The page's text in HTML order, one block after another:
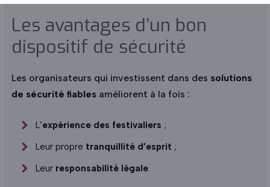
Les avantages d’un bon
dispositif de sécurité
Les organisateurs qui investissent dans des solutions
de sécurité fiablesaméliorent à la fois :
L’expérience des festivaliers ;
Leur propre tranquillité d’esprit ;
Leur responsabilité légale.